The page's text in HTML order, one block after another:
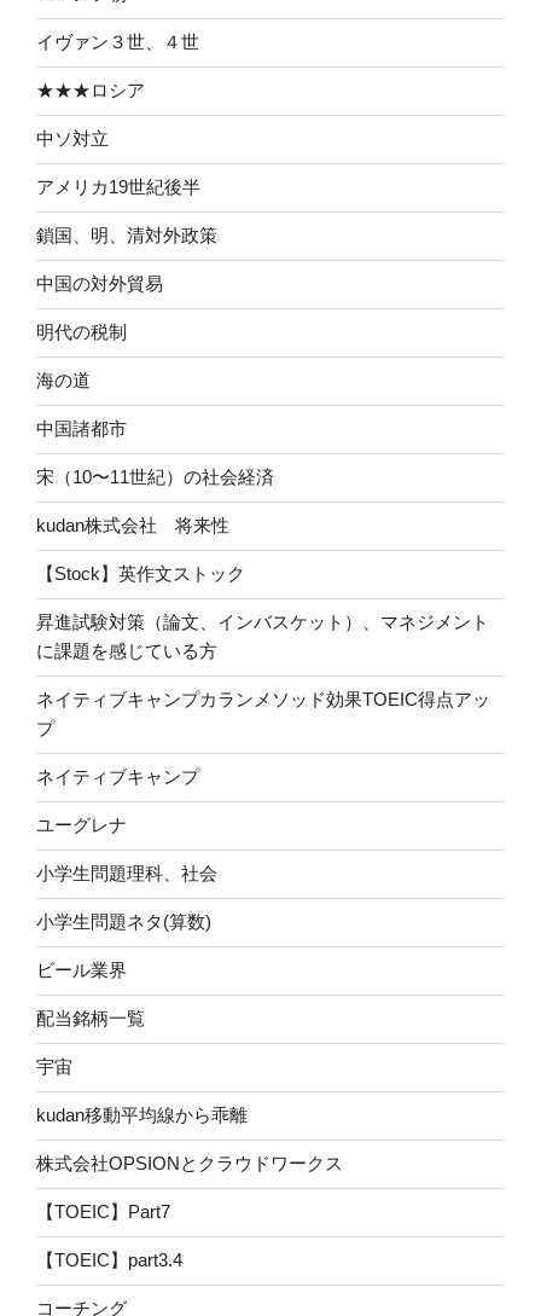
イヴァン３世、４世
★★★ロシア
中ソ対立
アメリカ19世紀後半
鎖国、明、清対外政策
中国の対外貿易
明代の税制
海の道
中国諸都市
宋（10〜11世紀）の社会経済
kudan株式会社 将来性
【Stock】英作文ストック
昇進試験対策（論文、インバスケット）、マネジメント
に課題を感じている方
ネイティブキャンプカランメソッド効果TOEIC得点アッ
プ
ネイティブキャンプ
ユーグレナ
小学生問題理科、社会
小学生問題ネタ(算数)
ビール業界
配当銘柄一覧
宇宙
kudan移動平均線から乖離
株式会社OPSIONとクラウドワークス
【TOEIC】Part7
【TOEIC】part3.4
コーチング